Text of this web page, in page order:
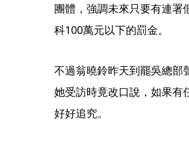
團體，強調未來只要有連署
科100萬元以下的罰金。
不過翁曉鈴昨天到罷吳總部
她受訪時竟改口說，如果有
好好追究。